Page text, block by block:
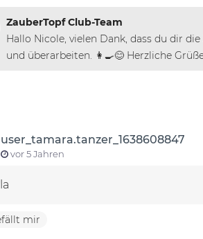
ZauberTopf Club-Team
Hallo Nicole, vielen Dank, dass du dir
und überarbeiten. 👩‍🍳😊 Herzliche
user_tamara.tanzer_1638608847
vor 5 Jahren
mir